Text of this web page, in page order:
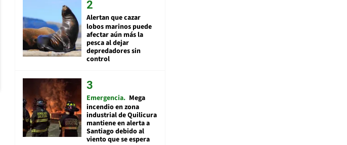
Alertan que cazar
lobos marinos puede
afectar aún más la
pesca al dejar
depredadores sin
control
Emergencia Mega
incendio en zona
industrial de Quilicura
mantiene en alerta a
Santiago debido al
viento que se espera